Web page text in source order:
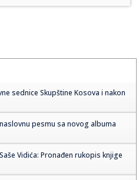
sednice Skupštine Kosova i nakon
pesmu sa novog albuma
Vidića: Pronađen rukopis knjige